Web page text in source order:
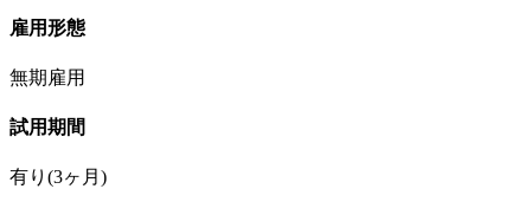
雇用形態
無期雇用
試用期間
有り(3ヶ月)